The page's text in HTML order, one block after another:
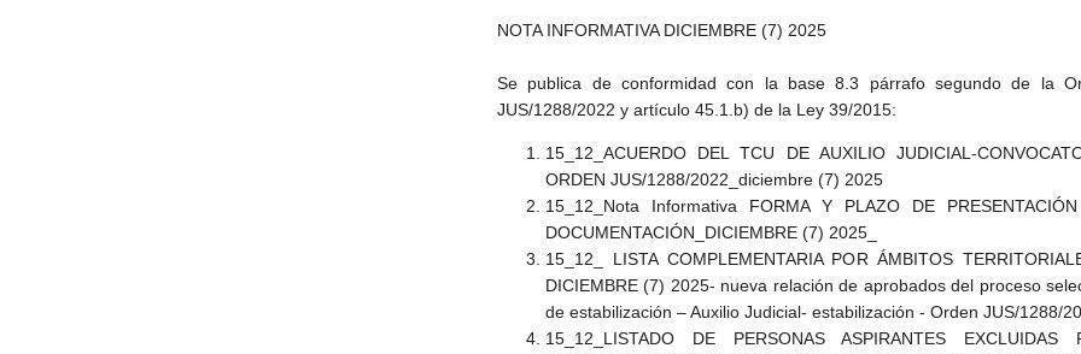
NOTA INFORMATIVA DICIEMBRE (7) 2025
Se publica de conformidad con la base 8.3 párrafo segundo de la
JUS/1288/2022 y artículo 45.1.b) de la Ley 39/2015:
15_12_ACUERDO DEL TCU DE AUXILIO JUDICIAL-
ORDEN JUS/1288/2022_diciembre (7) 2025
15_12_Nota Informativa FORMA Y PLAZO DE
DOCUMENTACIÓN_DICIEMBRE (7) 2025_
15_12_ LISTA COMPLEMENTARIA POR ÁMBITOS
DICIEMBRE (7) 2025- nueva relación de aprobados del proceso
de estabilización – Auxilio Judicial- estabilización - Orden JUS/1288/
15_12_LISTADO DE PERSONAS ASPIRANTES EXCLUIDAS